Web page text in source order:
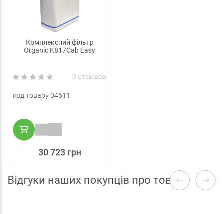
Комплексний фільтр
Organic K817Cab Easy
0 отзывов
код товару 04611
30 723 грн
Відгуки наших покупців про товари